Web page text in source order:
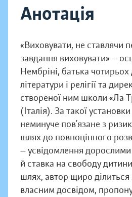
Анотація
«Виховувати, не ставлячи
завдання виховувати» —
Нембріні, батька чотирьох
літератури і релігії та
створеної ним школи «Ла
(Італія). За такої
неминуче пов’язане з
шлях до повноцінного
— усвідомлення дорослими
й ставка на свободу
шлях, автор щиро ділиться
власним досвідом,